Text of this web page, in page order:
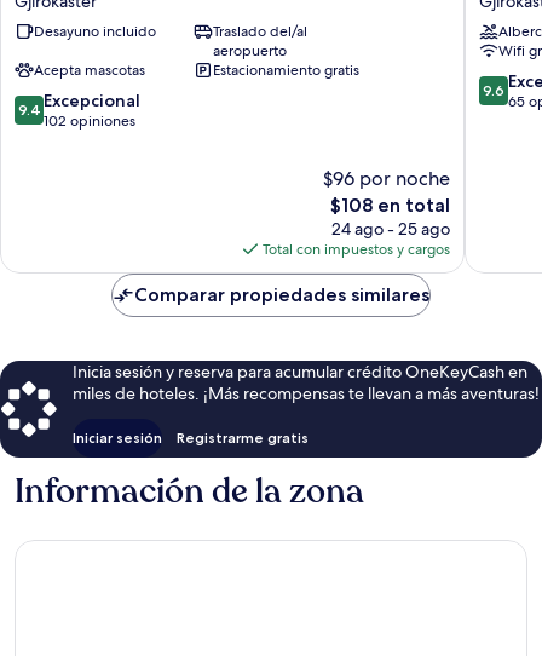
2
Gjirokastër
Desayuno incluido
Traslado del/al
aeropuerto
Acepta mascotas
Estacionamiento gratis
9.4
de
9.4 Excepcional
102 opiniones
$96 por noche
El
precio
actual
es
de
$108
$108 en total
24 ago - 25 ago
Total con impuestos y cargos
Wifi
9.6
de
9.6
65
Comparar propiedades similares
Inicia sesión y reserva para acumular crédito OneKeyCash en
miles de hoteles. ¡Más recompensas te llevan a más aventuras!
Iniciar sesión Registrarme gratis
Información de la zona